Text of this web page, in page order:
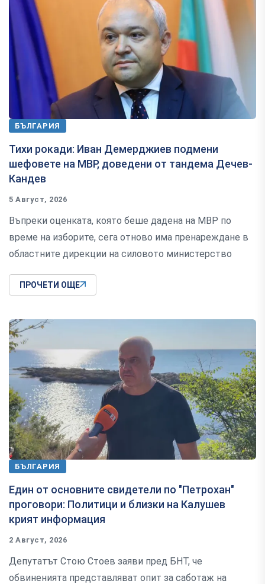
БЪЛГАРИЯ
Тихи рокади: Иван Демерджиев подмени
шефовете на МВР, доведени от тандема Дечев-
Кандев
5 Август, 2026
Въпреки оценката, която беше дадена на МВР по
време на изборите, сега отново има пренареждане в
областните дирекции на силовото министерство
ПРОЧЕТИ ОЩЕ
БЪЛГАРИЯ
Един от основните свидетели по "Петрохан"
проговори: Политици и близки на Калушев
крият информация
2 Август, 2026
Депутатът Стою Стоев заяви пред БНТ, че
обвиненията представляват опит за саботаж на